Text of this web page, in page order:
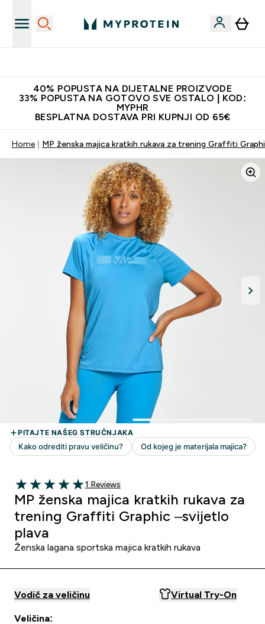
40% POPUSTA NA DIJETALNE PROIZVODE
33% POPUSTA NA GOTOVO SVE OSTALO | KOD:
MYPHR
BESPLATNA DOSTAVA PRI KUPNJI OD 65€
Home MP ženska majica kratkih rukava za trening Graffiti
5 out of 5 stars
1 customer reviews
1 Reviews
MP ženska majica kratkih rukava za
trening Graffiti Graphic –svijetlo
plava
Ženska lagana sportska majica kratkih rukava
Vodič za veličinu Virtual Try-On
Veličina: